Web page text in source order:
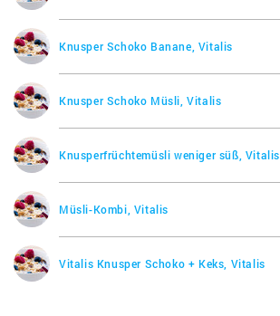
Knusper Schoko Banane, Vitalis
Knusper Schoko Müsli, Vitalis
Knusperfrüchtemüsli weniger süß, Vitalis
Müsli-Kombi, Vitalis
Vitalis Knusper Schoko + Keks, Vitalis